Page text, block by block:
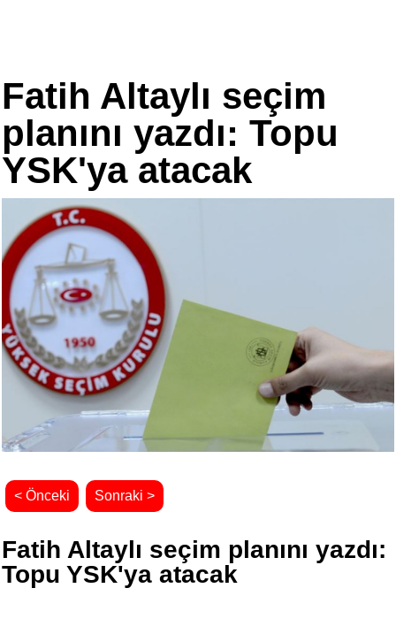
Fatih Altaylı seçim
planını yazdı: Topu
YSK'ya atacak
< Önceki Sonraki >
Fatih Altaylı seçim planını yazdı:
Topu YSK'ya atacak